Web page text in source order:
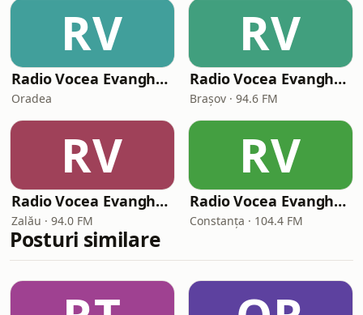
RV
Radio Vocea Evangheliei Oradea Internațional
Oradea
RV
Radio Vocea Evangheliei Brașov
Brașov · 94.6 FM
RV
Radio Vocea Evangheliei Zalau
Zalău · 94.0 FM
RV
Radio Vocea Evangheliei Constanța
Constanța · 104.4 FM
Posturi similare